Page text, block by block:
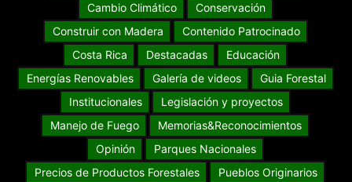
AF Joven AF Mujeres Forestales
Agenda Forestal
Ambiente
Aves del Mundo
Biodiversidad
Cambio Climático
Conservación
Construir con Madera
Contenido Patrocinado
Costa Rica
Destacadas
Educación
Energías Renovables
Galería de videos
Guia Forestal
Institucionales
Legislación y proyectos